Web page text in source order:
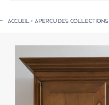
d'Ariane
ACCUEIL APERÇU DES COLLECTIONS